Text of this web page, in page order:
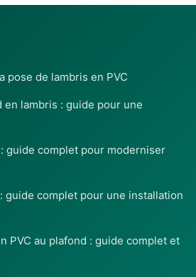
pose de lambris en PVC
en lambris : guide pour une
guide complet pour moderniser
guide complet pour une installation
PVC au plafond : guide complet et